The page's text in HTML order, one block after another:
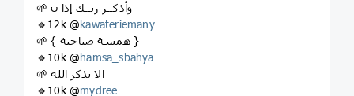
🌱 وأذكــر ربــك إذا ن
🔹12k @kawateriemany
🌱 ‌{ ⁩‌همسة صباحية }
🔹10k @hamsa_sbahya
🌱 الا بذكر الله
🔹10k @mydree